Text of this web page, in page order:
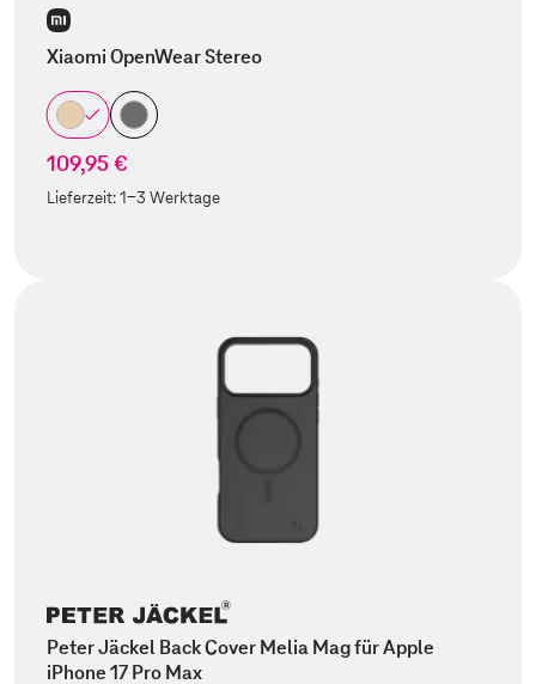
Xiaomi OpenWear Stereo
109,95 €
Lieferzeit:1-3 Werktage
Peter Jäckel Back Cover Melia Mag für Apple
iPhone 17 Pro Max